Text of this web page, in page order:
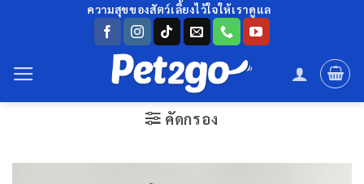
เนื้อหา
ความสุขของสัตว์เลี้ยงไว้ใจให้เราดูแล
คัดกรอง